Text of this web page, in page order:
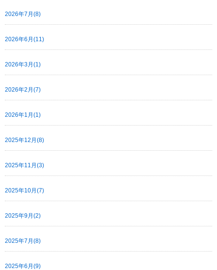
2026年7月(8)
2026年6月(11)
2026年3月(1)
2026年2月(7)
2026年1月(1)
2025年12月(8)
2025年11月(3)
2025年10月(7)
2025年9月(2)
2025年7月(8)
2025年6月(9)